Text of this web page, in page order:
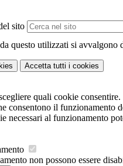
sito
questo utilizzati si
Accetta tutti i cookies
quali cookie consentire.
consentono il funzionamento
necessari al funzionamento
non possono essere